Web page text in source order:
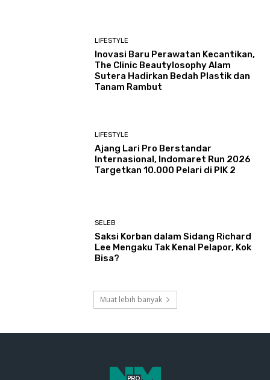
LIFESTYLE
Inovasi Baru Perawatan Kecantikan,
The Clinic Beautylosophy Alam
Sutera Hadirkan Bedah Plastik dan
Tanam Rambut
LIFESTYLE
Ajang Lari Pro Berstandar
Internasional, Indomaret Run 2026
Targetkan 10.000 Pelari di PIK 2
SELEB
Saksi Korban dalam Sidang Richard
Lee Mengaku Tak Kenal Pelapor, Kok
Bisa?
Muat lebih banyak